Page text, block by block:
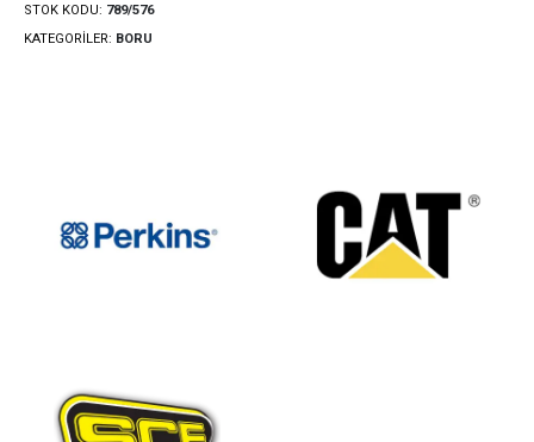
STOK KODU: 789/576
KATEGORILER: BORU